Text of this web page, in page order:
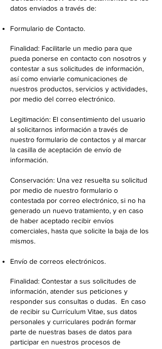
datos enviados a través de:
Formulario de Contacto.
Finalidad: Facilitarle un medio para que
pueda ponerse en contacto con nosotros y
contestar a sus solicitudes de información,
así como enviarle comunicaciones de
nuestros productos, servicios y actividades,
por medio del correo electrónico.
Legitimación: El consentimiento del usuario
al solicitarnos información a través de
nuestro formulario de contactos y al marcar
la casilla de aceptación de envío de
información.
Conservación: Una vez resuelta su solicitud
por medio de nuestro formulario o
contestada por correo electrónico, si no ha
generado un nuevo tratamiento, y en caso
de haber aceptado recibir envíos
comerciales, hasta que solicite la baja de los
mismos.
Envío de correos electrónicos.
Finalidad: Contestar a sus solicitudes de
información, atender sus peticiones y
responder sus consultas o dudas. En caso
de recibir su Currículum Vitae, sus datos
personales y curriculares podrán formar
parte de nuestras bases de datos para
participar en nuestros procesos de